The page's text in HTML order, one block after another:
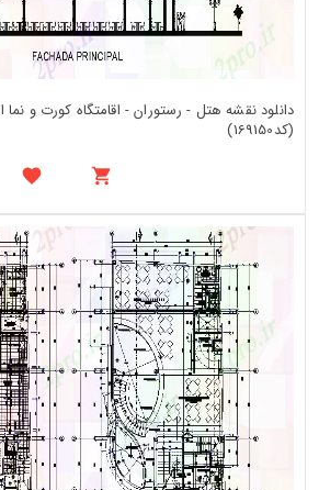
دانلود نقشه هتل - رستوران - اقامتگاه کورت و
(کد169150)